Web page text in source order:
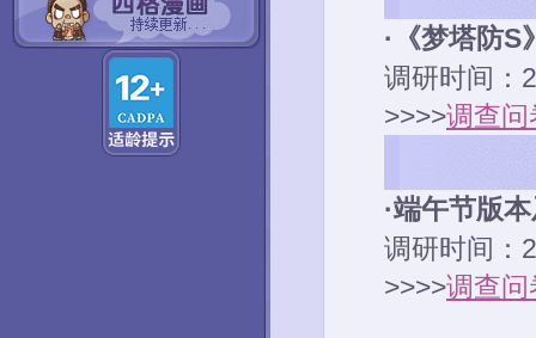
·《梦塔防S
调研时间：
>>>>调查问
·端午节版
调研时间：
>>>>调查问